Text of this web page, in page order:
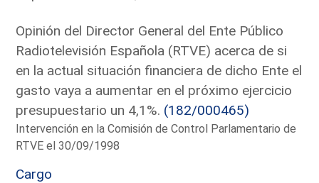
Opinión del Director General del Ente Público
Radiotelevisión Española (RTVE) acerca de si
en la actual situación financiera de dicho Ente el
gasto vaya a aumentar en el próximo ejercicio
presupuestario un 4,1%. (182/000465)
Intervención en la Comisión de Control Parlamentario de
RTVE el 30/09/1998
Cargo